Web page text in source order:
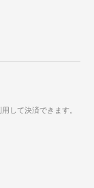
して決済できます。